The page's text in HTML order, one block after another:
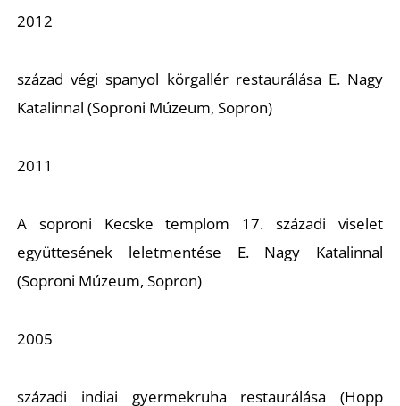
2012
század végi spanyol körgallér restaurálása E. Nagy
Katalinnal (Soproni Múzeum, Sopron)
2011
A soproni Kecske templom 17. századi viselet
együttesének leletmentése E. Nagy Katalinnal
(Soproni Múzeum, Sopron)
2005
századi indiai gyermekruha restaurálása (Hopp